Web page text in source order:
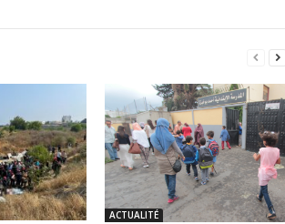
ACTUALITÉ